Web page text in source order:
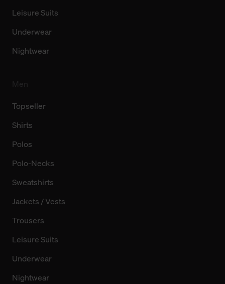
Leisure Suits
Underwear
Nightwear
Topseller
Shirts
Polos
Polo-Necks
Sweatshirts
Jackets / Vests
Trousers
Leisure Suits
Underwear
Nightwear